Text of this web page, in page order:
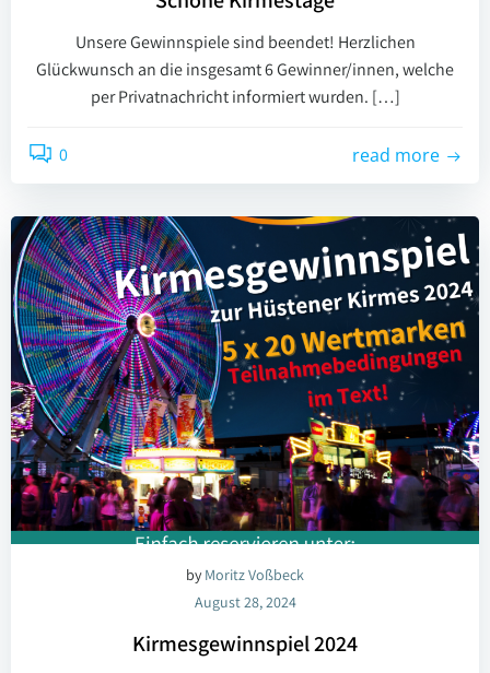
Unsere Gewinnspiele sind beendet! Herzlichen
Glückwunsch an die insgesamt 6 Gewinner/innen, welche
per Privatnachricht informiert wurden. […]
0 read more
by Moritz Voßbeck
August 28, 2024
Kirmesgewinnspiel 2024